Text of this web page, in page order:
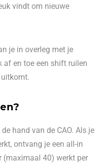
vindt om nieuwe
je in overleg met je
af en toe een shift ruilen
hand van de CAO. Als je
ontvang je een all-in
(maximaal 40) werkt per